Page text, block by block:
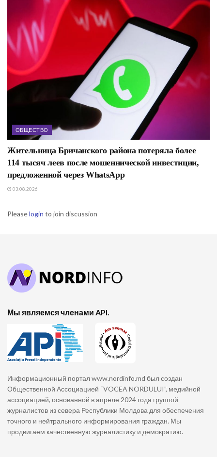
ОБЩЕСТВО
Жительница Бричанского района потеряла более
114 тысяч леев после мошеннической инвестиции,
предложенной через WhatsApp
03.08.2026
Pleaselogin to join discussion
Мы являемся членами API.
Информационный портал www.nordinfo.md был создан
Общественной Ассоциацией “VOCEA NORDULUI”, медийной
ассоциацией, основанной в апреле 2024 года группой
журналистов из севера Республики Молдова для обеспечения
точного и нейтрального информирования граждан. Мы
продвигаем качественную журналистику и демократию.